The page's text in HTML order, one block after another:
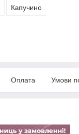
Капучино
Оплата Умови